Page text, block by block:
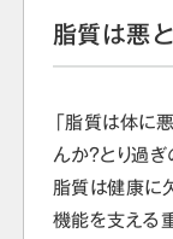
脂質は悪
「脂質は体に
んか？とり過
脂質は健康に
機能を支える